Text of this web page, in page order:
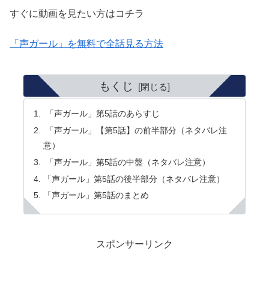
すぐに動画を見たい方はコチラ
「声ガール」を無料で全話見る方法
もくじ
「声ガール」第5話のあらすじ
「声ガール」【第5話】の前半部分（ネタバレ注
意）
「声ガール」第5話の中盤（ネタバレ注意）
「声ガール」第5話の後半部分（ネタバレ注意）
「声ガール」第5話のまとめ
スポンサーリンク